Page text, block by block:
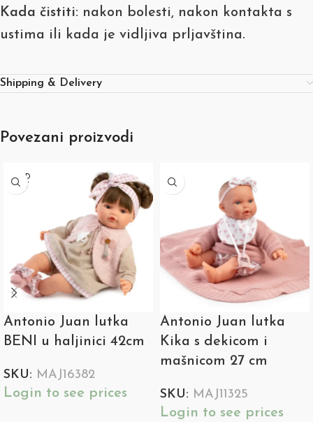
Kada čistiti: nakon bolesti, nakon kontakta s
ustima ili kada je vidljiva prljavština.
Shipping & Delivery
Povezani proizvodi
SOLD
OUT
Antonio Juan lutka
BENI u haljinici 42cm
SKU: MAJ16382
Login to see prices
Antonio Juan lutka
Kika s dekicom i
mašnicom 27 cm
SKU: MAJ11325
Login to see prices